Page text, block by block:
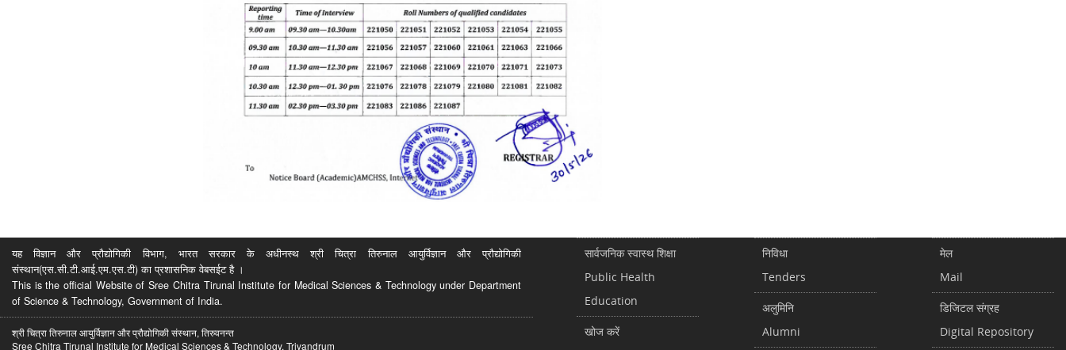
यह विज्ञान और प्रौद्योगिकी विभाग, भारत सरकार के अधीनस्थ श्री चित्रा तिरुनाल आयुर्विज्ञान और प्रौद्योगिकी
संस्थान(एस.सी.टी.आई.एम.एस.टी) का प्रशासनिक वेबसईट है ।
This is the official Website of Sree Chitra Tirunal Institute for Medical Sciences & Technology under Department
of Science & Technology, Government of India.
श्री चित्रा तिरुनाल आयुर्विज्ञान और प्रौद्योगिकी संस्थान, तिरुवनन्त
Sree Chitra Tirunal Institute for Medical Sciences & Technology, Trivandrum
सार्वजनिक स्वास्थ शिक्षा
Public Health
Education
खोज करें
निविधा
Tenders
अलुमिनि
Alumni
मेल
Mail
डिजिटल संग्रह
Digital Repository